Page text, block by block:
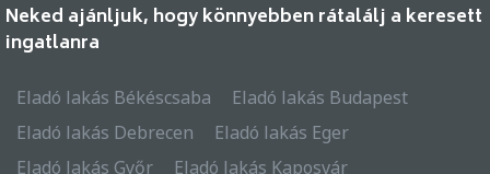
Neked ajánljuk, hogy könnyebben rátalálj a keresett
ingatlanra
Eladó lakás Békéscsaba
Eladó lakás Budapest
Eladó lakás Debrecen
Eladó lakás Eger
Eladó lakás Győr
Eladó lakás Kaposvár